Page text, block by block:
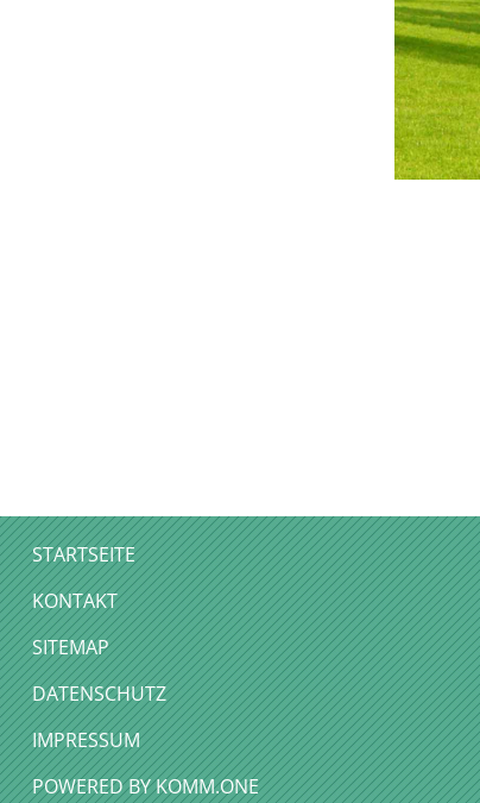
STARTSEITE
KONTAKT
SITEMAP
DATENSCHUTZ
IMPRESSUM
POWERED BY KOMM.ONE